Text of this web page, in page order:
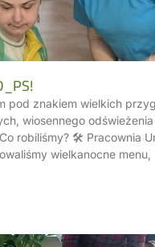
pod znakiem wielkich
wiosennego
robiliśmy? 🛠 Pracownia
wielkanocne menu,